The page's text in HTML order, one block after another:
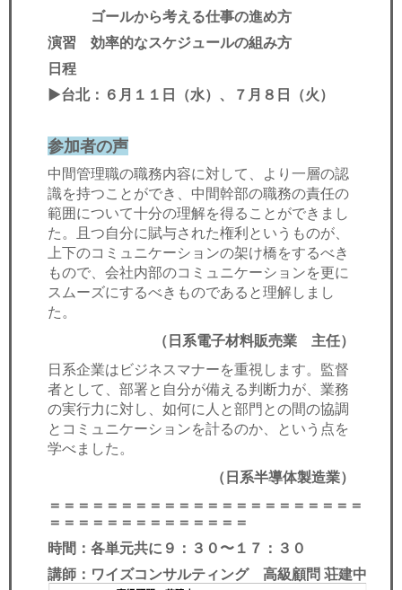
ゴールから考える仕事の進め方
演習 効率的なスケジュールの組み方
日程
▶︎台北：６月１１日（水）、７月８日（火）
参加者の声
中間管理職の職務内容に対して、より一層の認
識を持つことができ、中間幹部の職務の責任の
範囲について十分の理解を得ることができまし
た。且つ自分に賦与された権利というものが、
上下のコミュニケーションの架け橋をするべき
もので、会社内部のコミュニケーションを更に
スムーズにするべきものであると理解しまし
た。
（日系電子材料販売業 主任）
日系企業はビジネスマナーを重視します。監督
者として、部署と自分が備える判断力が、業務
の実行力に対し、如何に人と部門との間の協調
とコミュニケーションを計るのか、という点を
学べました。
（日系半導体製造業）
＝＝＝＝＝＝＝＝＝＝＝＝＝＝＝＝＝＝＝＝＝＝
＝＝＝＝＝＝＝＝＝＝＝＝＝＝
時間：各単元共に９：３０〜１７：３０
講師：ワイズコンサルティング 高級顧問 荘建中